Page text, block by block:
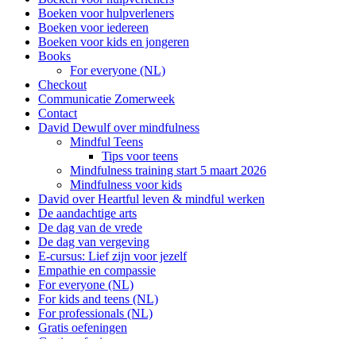
Boeken voor hulpverleners
Boeken voor iedereen
Boeken voor kids en jongeren
Books
For everyone (NL)
Checkout
Communicatie Zomerweek
Contact
David Dewulf over mindfulness
Mindful Teens
Tips voor teens
Mindfulness training start 5 maart 2026
Mindfulness voor kids
David over Heartful leven & mindful werken
De aandachtige arts
De dag van de vrede
De dag van vergeving
E-cursus: Lief zijn voor jezelf
Empathie en compassie
For everyone (NL)
For kids and teens (NL)
For professionals (NL)
Gratis oefeningen